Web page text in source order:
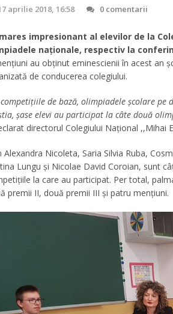
aprilie 2018, 16:58 0 comentarii
impresionant al elevilor de la
naționale, respectiv la
au obținut eminescienii în acest an
de conducerea colegiului.
competițiile de bază, olimpiadele școlare
șase elevi au participat la câte două
directorul Colegiului Național ,,Mihai
Alexandra Nicoleta, Saria Silvia Ruba,
Lungu și Nicolae David Coroian, sunt
la care au participat. Per total,
premii II, două premii III și patru mențiuni.